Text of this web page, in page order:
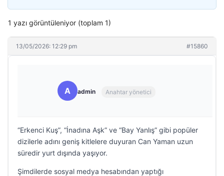
1 yazı görüntüleniyor (toplam 1)
13/05/2026: 12:29 pm #15860
A admin Anahtar yönetici
“Erkenci Kuş”, “İnadına Aşk” ve “Bay Yanlış” gibi popüler
dizilerle adını geniş kitlelere duyuran Can Yaman uzun
süredir yurt dışında yaşıyor.
Şimdilerde sosyal medya hesabından yaptığı